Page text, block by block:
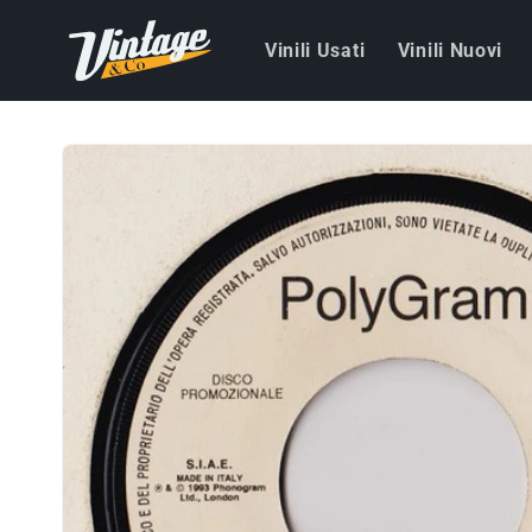
direttamente
ai contenuti
Vinili Usati Vinili Nuovi
Passa alle
sul prodotto